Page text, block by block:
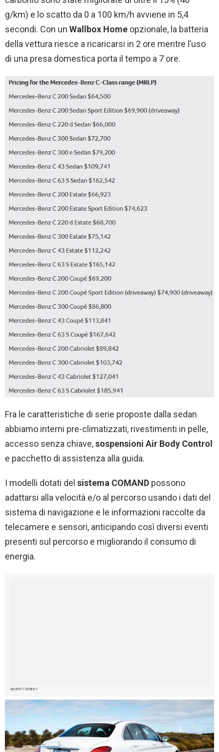
g/km) e lo scatto da 0 a 100 km/h avviene in 5,4
secondi. Con un Wallbox Home opzionale, la batteria
della vettura riesce a ricaricarsi in 2 ore mentre l’uso
di una presa domestica porta il tempo a 7 ore.
Fra le caratteristiche di serie proposte dalla sedan
abbiamo interni pre-climatizzati, rivestimenti in pelle,
accesso senza chiave,sospensioni Air Body Control
e pacchetto di assistenza alla guida.
I modelli dotati del sistema COMAND possono
adattarsi alla velocità e/o al percorso usando i dati del
sistema di navigazione e le informazioni raccolte da
telecamere e sensori, anticipando così diversi eventi
presenti sul percorso e migliorando il consumo di
energia.
ADVERTISEMENT